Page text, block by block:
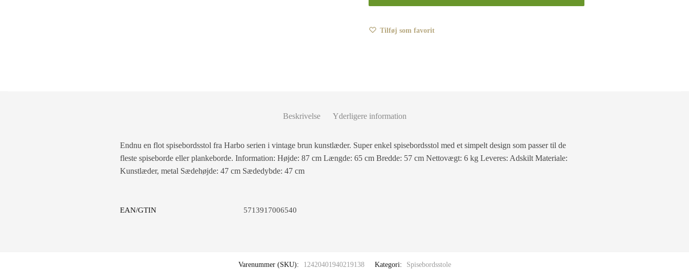
Tilføj som favorit
Beskrivelse Yderligere information
Endnu en flot spisebordsstol fra Harbo serien i vintage brun kunstlæder. Super enkel spisebordsstol med et simpelt design som passer til de
fleste spiseborde eller plankeborde. Information: Højde: 87 cm Længde: 65 cm Bredde: 57 cm Nettovægt: 6 kg Leveres: Adskilt Materiale:
Kunstlæder, metal Sædehøjde: 47 cm Sædedybde: 47 cm
EAN/GTIN 5713917006540
Varenummer (SKU): 12420401940219138 Kategori: Spisebordsstole